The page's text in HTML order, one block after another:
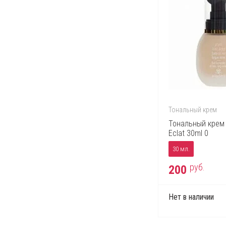
Тональный крем
Тональный
Eclat 30ml 0
30 мл.
200 руб.
Нет в наличии